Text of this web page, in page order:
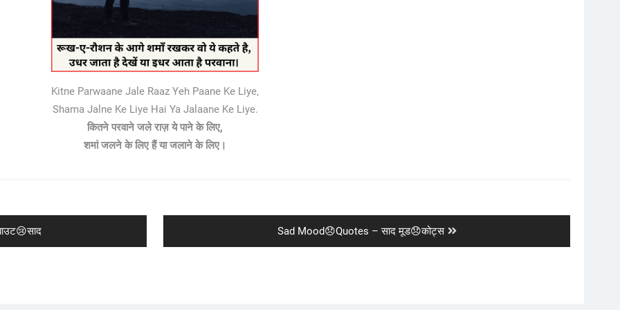
Kitne Parwaane Jale Raaz Yeh Paane Ke Liye,
Shama Jalne Ke Liye Hai Ya Jalaane Ke Liye.
कितने परवाने जले राज़ ये पाने के लिए,
शमां जलने के लिए हैं या जलाने के लिए।
Next
post:
Sad Mood😞Quotes – साद मूड😞कोट्स